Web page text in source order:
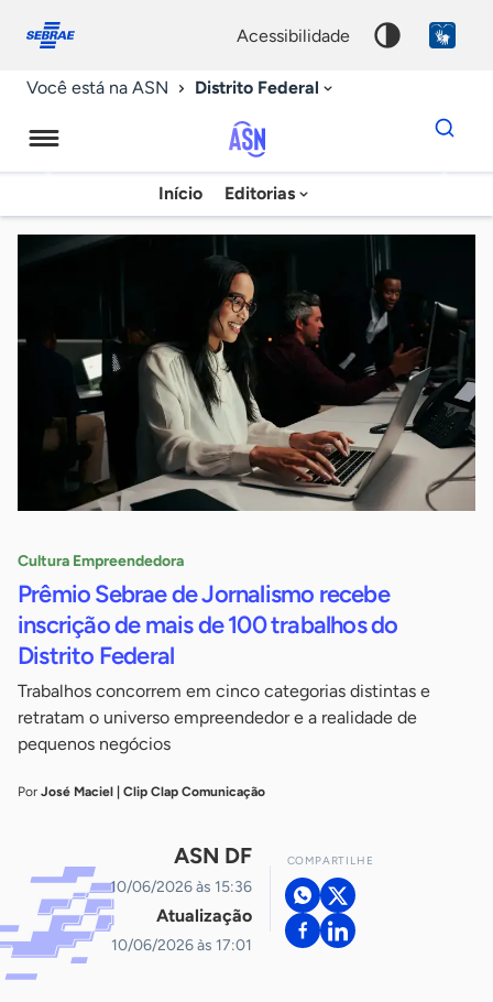
conosco
acessibilidade
Você está na ASN Distrito Federal
Agência
Sebrae
de
Notícias
Início Editorias
Dados
para
chave
Cultura Empreendedora
Prêmio Sebrae de Jornalismo recebe
inscrição de mais de 100 trabalhos do
Distrito Federal
Trabalhos concorrem em cinco categorias distintas e
retratam o universo empreendedor e a realidade de
pequenos negócios
Por José Maciel | Clip Clap Comunicação
ASN DF
10/06/2026 às 15:36
Atualização
10/06/2026 às 17:01
COMPARTILHE